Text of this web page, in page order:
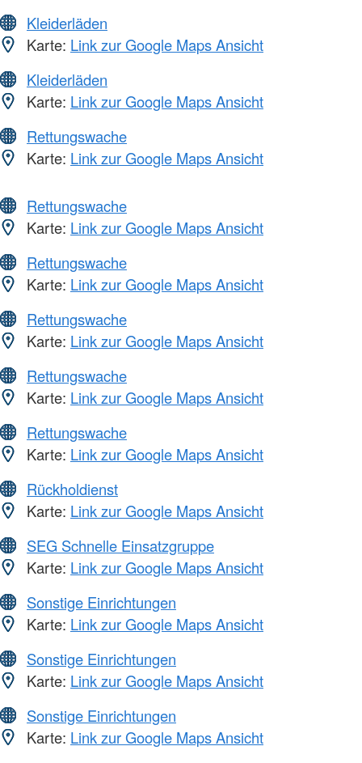
Kleiderläden
Karte: Link zur Google Maps Ansicht
Kleiderläden
Karte: Link zur Google Maps Ansicht
Rettungswache
Karte: Link zur Google Maps Ansicht
Rettungswache
Karte: Link zur Google Maps Ansicht
Rettungswache
Karte: Link zur Google Maps Ansicht
Rettungswache
Karte: Link zur Google Maps Ansicht
Rettungswache
Karte: Link zur Google Maps Ansicht
Rettungswache
Karte: Link zur Google Maps Ansicht
Rückholdienst
Karte: Link zur Google Maps Ansicht
SEG Schnelle Einsatzgruppe
Karte: Link zur Google Maps Ansicht
Sonstige Einrichtungen
Karte: Link zur Google Maps Ansicht
Sonstige Einrichtungen
Karte: Link zur Google Maps Ansicht
Sonstige Einrichtungen
Karte: Link zur Google Maps Ansicht